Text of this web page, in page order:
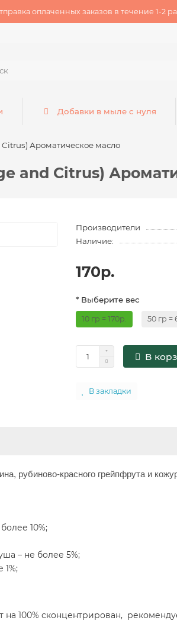
оплаченных заказов в течение 1-2
Добавки в мыле с нуля
Ароматическое масло
and Citrus)
Производители
Наличие:
170р.
* Выберите вес
10 гр = 170р. 50 гр =
В
В закладки
рубиново-красного грейпфрута и
10%;
– не более 5%;
на 100% сконцентрирован,